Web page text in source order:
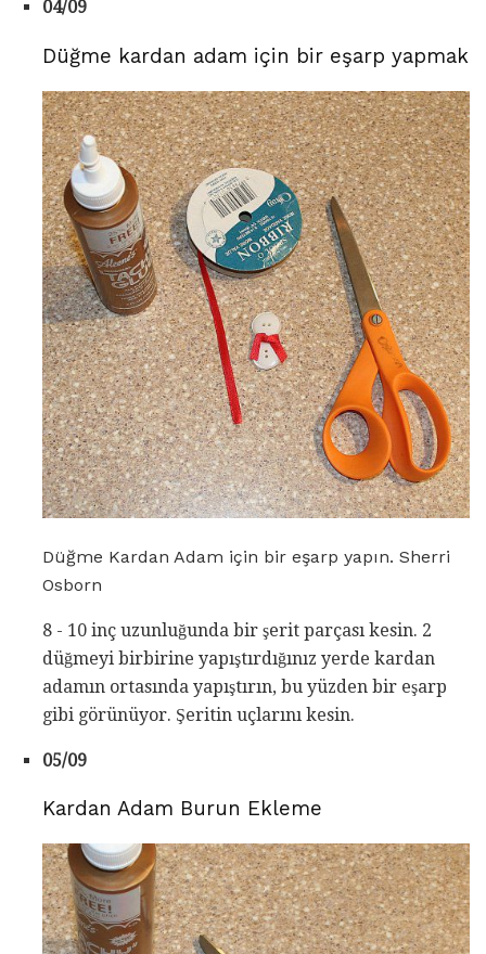
04/09
Düğme kardan adam için bir eşarp yapmak
Düğme Kardan Adam için bir eşarp yapın. Sherri
Osborn
8 - 10 inç uzunluğunda bir şerit parçası kesin. 2
düğmeyi birbirine yapıştırdığınız yerde kardan
adamın ortasında yapıştırın, bu yüzden bir eşarp
gibi görünüyor. Şeritin uçlarını kesin.
05/09
Kardan Adam Burun Ekleme